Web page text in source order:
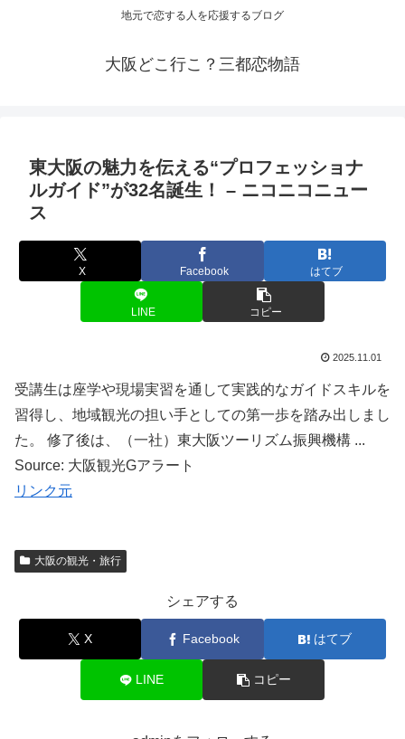
地元で恋する人を応援するブログ
大阪どこ行こ？三都恋物語
東大阪の魅力を伝える“プロフェッショナ
ルガイド”が32名誕生！ – ニコニコニュー
ス
X Facebook はてブ
LINE コピー
2025.11.01
受講生は座学や現場実習を通して実践的なガイドスキルを
習得し、地域観光の担い手としての第一歩を踏み出しまし
た。 修了後は、（一社）東大阪ツーリズム振興機構 ...
Source: 大阪観光Gアラート
リンク元
大阪の観光・旅行
シェアする
X Facebook はてブ
LINE コピー